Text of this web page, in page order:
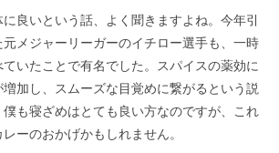
に良いという話、よく聞きますよね。今年引
メジャーリーガーのイチロー選手も、一時
いたことで有名でした。スパイスの薬効に
加し、スムーズな目覚めに繋がるという説
僕も寝ざめはとても良い方なので​すが、これ
ーのおかげかもしれません。​